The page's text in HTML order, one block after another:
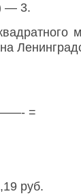
— 3.
=
руб.